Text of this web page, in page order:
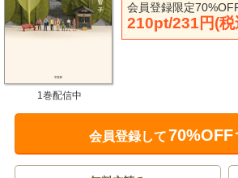
会員登録限定
210pt/231円(税
1巻配信中
会員登録して70%OFF